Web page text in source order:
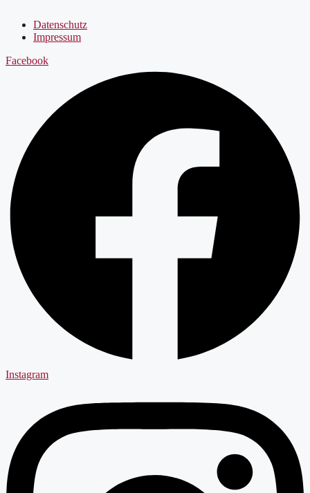
Datenschutz
Impressum
Facebook
Instagram